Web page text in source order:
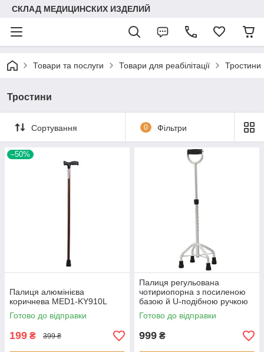
СКЛАД МЕДИЦИНСКИХ ИЗДЕЛИЙ
Товари та послуги Товари для реабілітації Тростини
Тростини
Сортування 0 Фільтри
–50%
Палиця алюмінієва
коричнева MED1-KY910L
Готово до відправки
199 ₴ 399 ₴
Палиця регульована
чотириопорна з посиленою
базою й U-подібною ручкою
покращена MED1-SC3201
Готово до відправки
999 ₴